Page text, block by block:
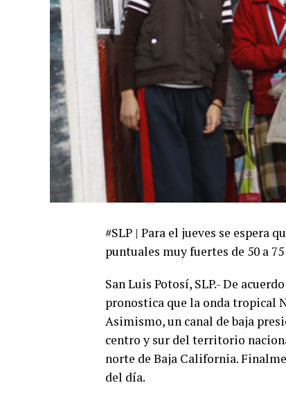
#SLP | Para el jueves se espera
puntuales muy fuertes de 50 a
San Luis Potosí, SLP.- De
pronostica que la onda tropical
Asimismo, un canal de baja
centro y sur del territorio
norte de Baja California.
del día.